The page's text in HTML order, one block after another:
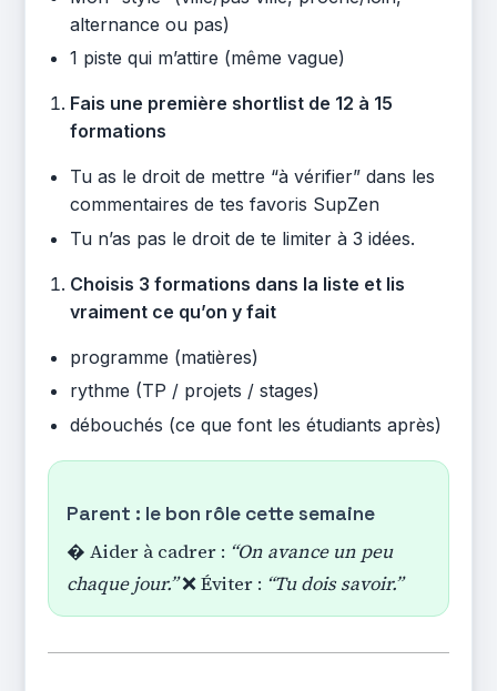
alternance ou pas)
1 piste qui m’attire (même vague)
Fais une première shortlist de 12 à 15
formations
Tu as le droit de mettre “à vérifier” dans les
commentaires de tes favoris SupZen
Tu n’as pas le droit de te limiter à 3 idées.
Choisis 3 formations dans la liste et lis
vraiment ce qu’on y fait
programme (matières)
rythme (TP / projets / stages)
débouchés (ce que font les étudiants après)
Parent : le bon rôle cette semaine
� Aider à cadrer : “On avance un peu
chaque jour.”❌ Éviter : “Tu dois savoir.”